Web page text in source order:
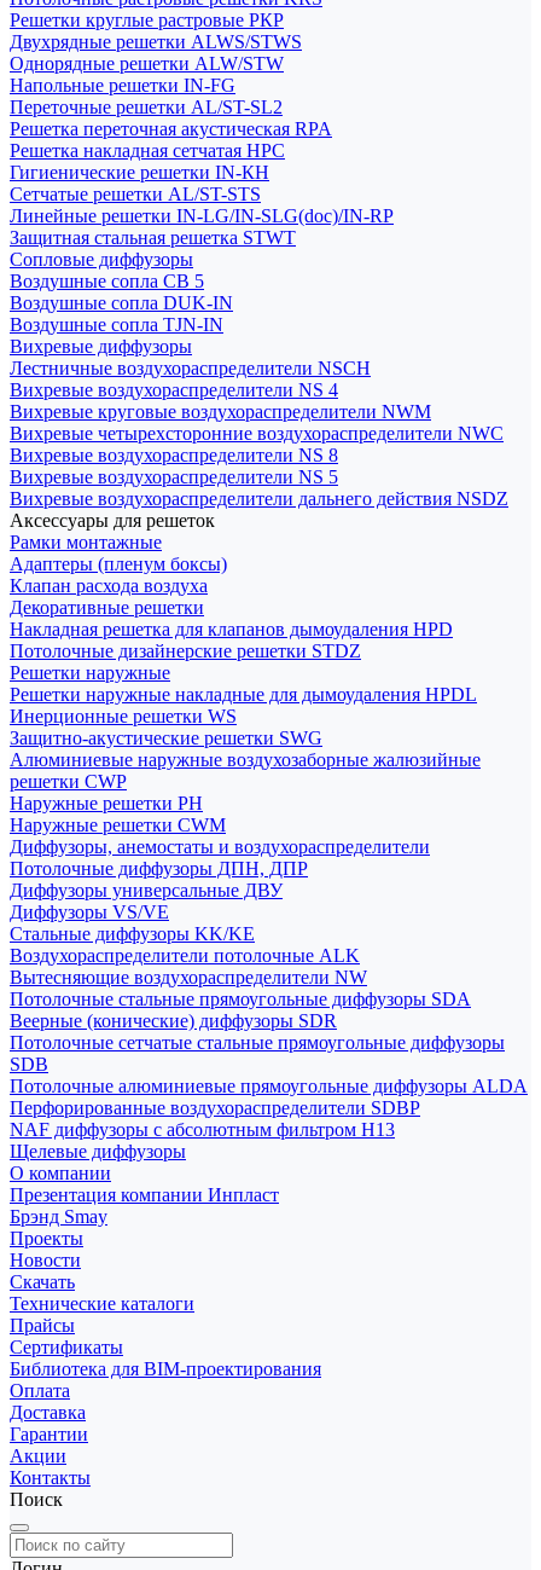
Решетки круглые растровые РКР
Двухрядные решетки ALWS/STWS
Однорядные решетки ALW/STW
Напольные решетки IN-FG
Переточные решетки AL/ST-SL2
Решетка переточная акустическая RPA
Решетка накладная сетчатая НРС
Гигиенические решетки IN-КН
Сетчатые решетки AL/ST-STS
Линейные решетки IN-LG/IN-SLG(doc)/IN-RP
Защитная стальная решетка STWT
Сопловые диффузоры
Воздушные сопла СВ 5
Воздушные сопла DUK-IN
Воздушные сопла TJN-IN
Вихревые диффузоры
Лестничные воздухораспределители NSCH
Вихревые воздухораспределители NS 4
Вихревые круговые воздухораспределители NWM
Вихревые четырехсторонние воздухораспределители NWC
Вихревые воздухораспределители NS 8
Вихревые воздухораспределители NS 5
Вихревые воздухораспределители дальнего действия NSDZ
Аксессуары для решеток
Рамки монтажные
Адаптеры (пленум боксы)
Клапан расхода воздуха
Декоративные решетки
Накладная решетка для клапанов дымоудаления HPD
Потолочные дизайнерские решетки STDZ
Решетки наружные
Решетки наружные накладные для дымоудаления HPDL
Инерционные решетки WS
Защитно-акустические решетки SWG
Алюминиевые наружные воздухозаборные жалюзийные
решетки CWP
Наружные решетки РН
Наружные решетки CWM
Диффузоры, анемостаты и воздухораспределители
Потолочные диффузоры ДПН, ДПР
Диффузоры универсальные ДВУ
Диффузоры VS/VE
Стальные диффузоры KK/KE
Воздухораспределители потолочные ALK
Вытесняющие воздухораспределители NW
Потолочные стальные прямоугольные диффузоры SDA
Веерные (конические) диффузоры SDR
Потолочные сетчатые стальные прямоугольные диффузоры
SDB
Потолочные алюминиевые прямоугольные диффузоры ALDA
Перфорированные воздухораспределители SDBP
NAF диффузоры с абсолютным фильтром Н13
Щелевые диффузоры
О компании
Презентация компании Инпласт
Брэнд Smay
Проекты
Новости
Скачать
Технические каталоги
Прайсы
Сертификаты
Библиотека для BIM-проектирования
Оплата
Доставка
Гарантии
Акции
Контакты
Поиск